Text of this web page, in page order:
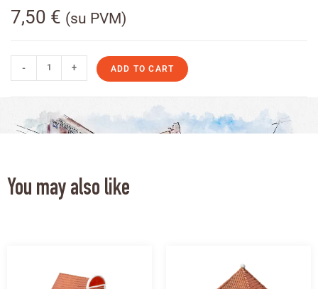
7,50 € (su PVM)
- + ADD TO CART
You may also like